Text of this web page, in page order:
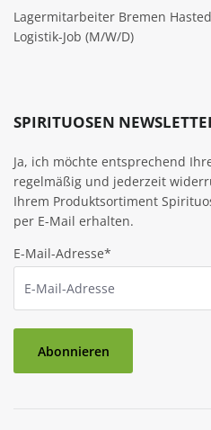
Lagermitarbeiter Bremen
Logistik-Job (M/W/D)
SPIRITUOSEN
Ja, ich möchte entsprechend
regelmäßig und jederzeit
Ihrem Produktsortiment
per E-Mail erhalten.
E-Mail-Adresse*
Abonnieren